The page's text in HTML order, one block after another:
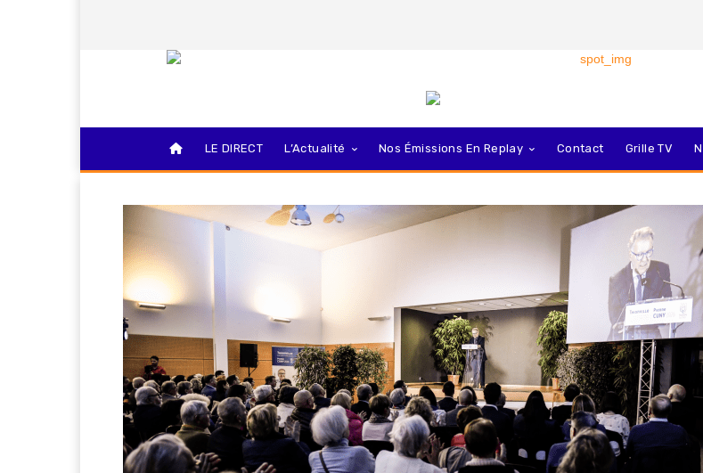
LE DIRECT L’Actualité Nos Émissions En Replay Contact Grille TV